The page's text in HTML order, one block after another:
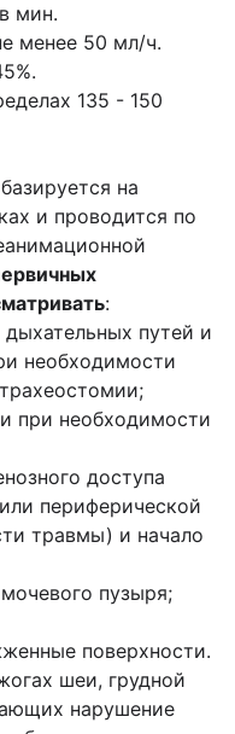
мин.
менее 50 мл/ч.
135 - 150
на
и проводится по
:
путей и
необходимости
при необходимости
доступа
периферической
травмы) и начало
пузыря;
поверхности.
шеи, грудной
нарушение